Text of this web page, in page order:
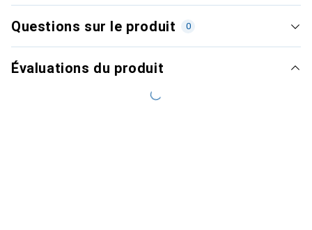
Questions sur le produit 0
Évaluations du produit